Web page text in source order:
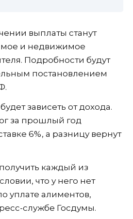
выплаты станут
и недвижимое
Подробности будут
постановлением
зависеть от дохода.
за прошлый год
6%, а разницу вернут
каждый из
что у него нет
уплате алиментов,
службе Госдумы.